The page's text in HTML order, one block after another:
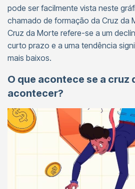
pode ser facilmente vista neste
chamado de formação da Cruz da
Cruz da Morte refere-se a um
curto prazo e a uma tendência
mais baixos.
O que acontece se a cruz
acontecer?